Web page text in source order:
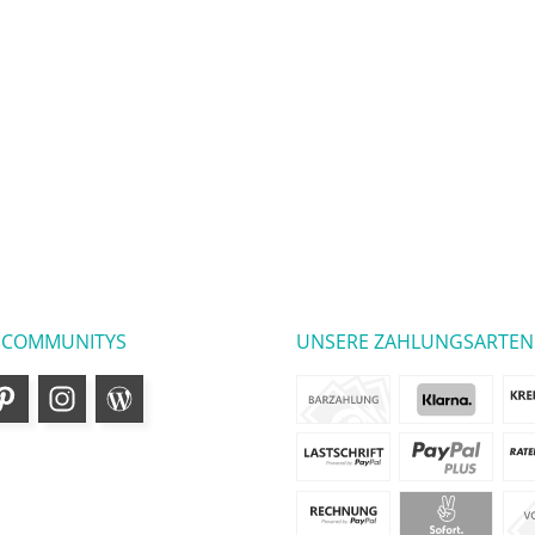
UNSERE ZAHLUNGSARTEN